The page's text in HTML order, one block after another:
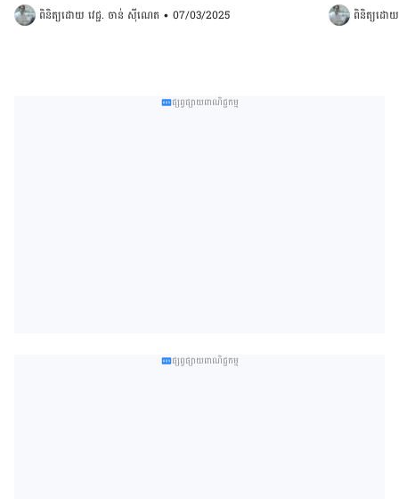
ពិនិត្យដោយ វេជ្ជ. ចាន់ ស៊ីណេត • 07/03/2025 ពិនិត្យដោ
ផ្សព្វផ្សាយពាណិជ្ជកម្ម
ផ្សព្វផ្សាយពាណិជ្ជកម្ម